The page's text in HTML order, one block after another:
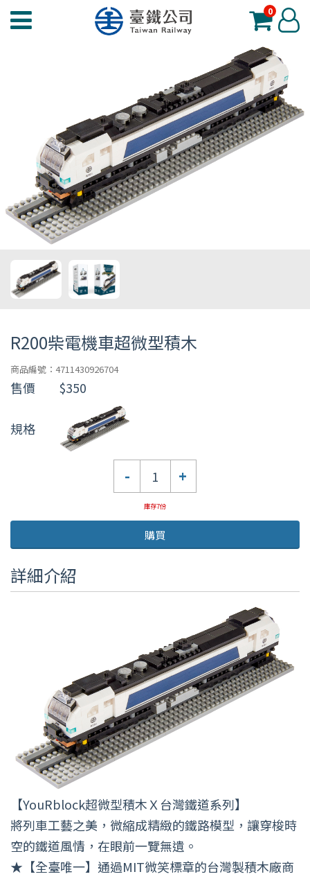
臺
0 登
入
R200柴電機車超微型積木
商品編號：4711430926704
售價 $350
規格
- +
庫存7份
購買
詳細介紹
【YouRblock超微型積木Ｘ台灣鐵道系列】
將列車工藝之美，微縮成精緻的鐵路模型，讓穿梭時
空的鐵道風情，在眼前一覽無遺。
★【全臺唯一】通過MIT微笑標章的台灣製積木廠商